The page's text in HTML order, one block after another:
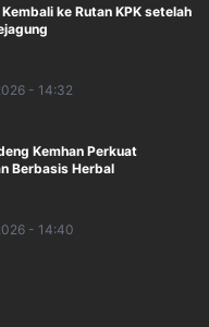
ke Rutan KPK setelah
- 14:32
Kemhan Perkuat
Berbasis Herbal
- 14:40